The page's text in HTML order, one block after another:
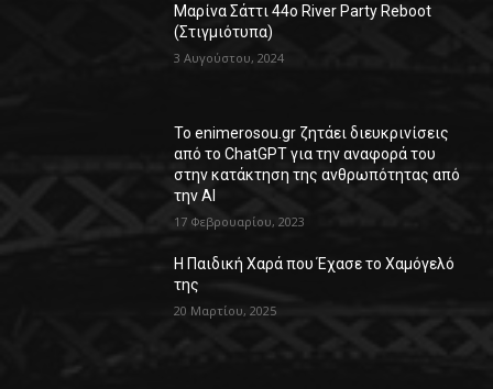
Μαρίνα Σάττι 44o River Party Reboot
(Στιγμιότυπα)
3 Αυγούστου, 2024
Το enimerosou.gr ζητάει διευκρινίσεις
από το ChatGPT για την αναφορά του
στην κατάκτηση της ανθρωπότητας από
την AI
17 Φεβρουαρίου, 2023
Η Παιδική Χαρά που Έχασε το Χαμόγελό
της
20 Μαρτίου, 2025